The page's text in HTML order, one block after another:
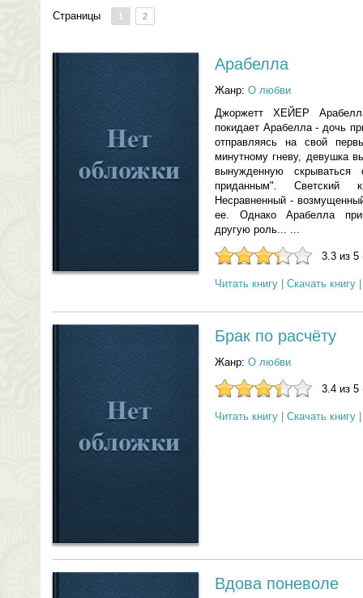
Страницы 1 2
Арабелла
Жанр: О любви
Джоржетт ХЕЙЕР
покидает Арабелла - дочь
отправляясь на свой
минутному гневу, девушка
вынужденную скрываться
приданным". Светский
Несравненный -
ее. Однако Арабелла
другую роль... ...
3.3 из 5
Читать книгу Скачать книгу
Брак по расчёту
Жанр: О любви
3.4 из 5
Читать книгу Скачать книгу
Вдова поневоле